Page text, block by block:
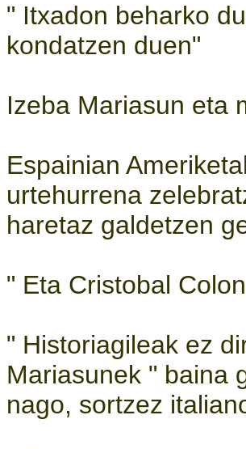
" Itxadon beharko
kondatzen duen"
Izeba Mariasun eta
Espainian
urtehurrena
haretaz galdetzen
" Eta Cristobal
" Historiagileak ez
Mariasunek " baina
nago, sortzez